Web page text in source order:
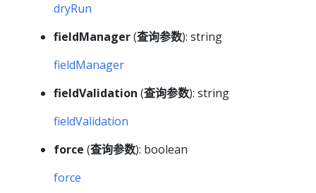
dryRun
fieldManager(查询参数): string
fieldManager
fieldValidation (查询参数): string
fieldValidation
force (查询参数): boolean
force